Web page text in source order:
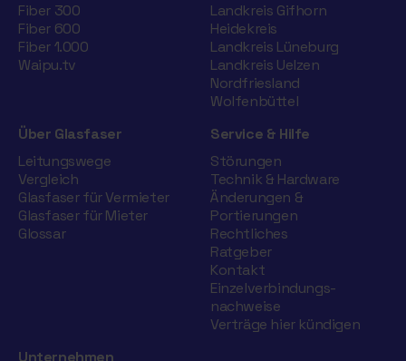
Fiber 300
Fiber 600
Fiber 1.000
Waipu.tv
Landkreis Gifhorn
Heidekreis
Landkreis Lüneburg
Landkreis Uelzen
Nordfriesland
Wolfenbüttel
Über Glasfaser
Leitungswege
Vergleich
Glasfaser für Vermieter
Glasfaser für Mieter
Glossar
Service & Hilfe
Störungen
Technik & Hardware
Änderungen &
Portierungen
Rechtliches
Ratgeber
Kontakt
Einzelverbindungs­
nachweise
Verträge hier kündigen
Unternehmen